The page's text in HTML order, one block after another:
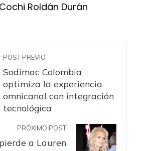
Roldán Durán
POST PREVIO
Sodimac Colombia
optimiza la experiencia
omnicanal con integración
tecnológica
PRÓXIMO POST
a Lauren